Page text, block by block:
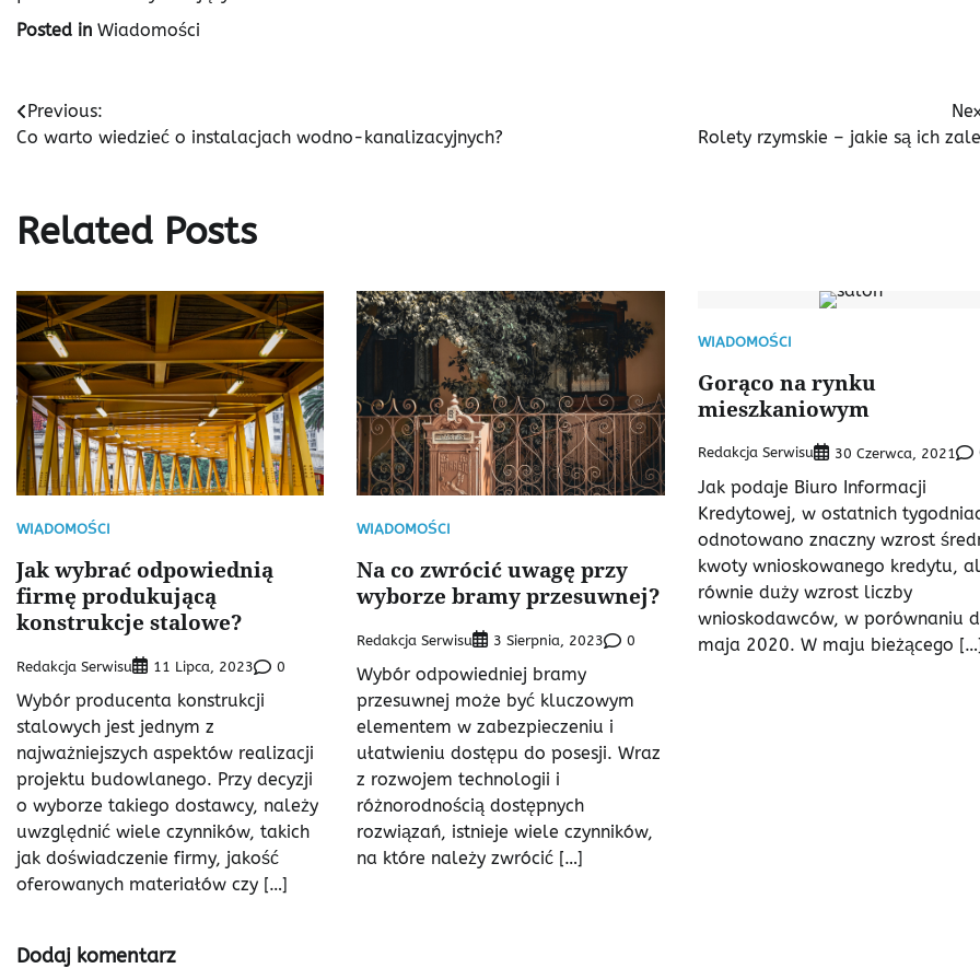
Posted in Wiadomości
Nawigacja
wpisu
Previous:
Co warto wiedzieć o instalacjach wodno-kanalizacyjnych?
Rolety rzymskie – jakie są ich
Related Posts
WIADOMOŚCI
Jak wybrać odpowiednią
firmę produkującą
konstrukcje stalowe?
Redakcja Serwisu 11 Lipca, 2023 0
Wybór producenta konstrukcji
stalowych jest jednym z
najważniejszych aspektów realizacji
projektu budowlanego. Przy decyzji
o wyborze takiego dostawcy, należy
uwzględnić wiele czynników, takich
jak doświadczenie firmy, jakość
oferowanych materiałów czy […]
WIADOMOŚCI
Na co zwrócić uwagę przy
wyborze bramy przesuwnej?
Redakcja Serwisu 3 Sierpnia, 2023 0
Wybór odpowiedniej bramy
przesuwnej może być kluczowym
elementem w zabezpieczeniu i
ułatwieniu dostępu do posesji. Wraz
z rozwojem technologii i
różnorodnością dostępnych
rozwiązań, istnieje wiele czynników,
na które należy zwrócić […]
WIADOMOŚCI
Gorąco na rynku
mieszkaniowym
Redakcja Serwisu 30 Czerwca, 2021
Jak podaje Biuro Informacji
Kredytowej, w ostatnich
odnotowano znaczny wzrost
kwoty wnioskowanego kredytu,
równie duży wzrost liczby
wnioskodawców, w porównaniu
maja 2020. W maju bieżącego
Dodaj komentarz